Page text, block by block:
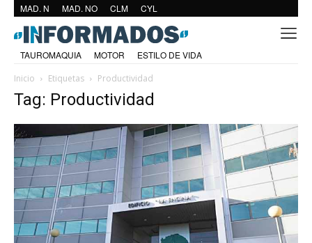
MAD. N MAD. NO CLM CYL
TAUROMAQUIA MOTOR
ESTILO DE VIDA
Inicio
Etiquetas Productividad
Tag: Productividad